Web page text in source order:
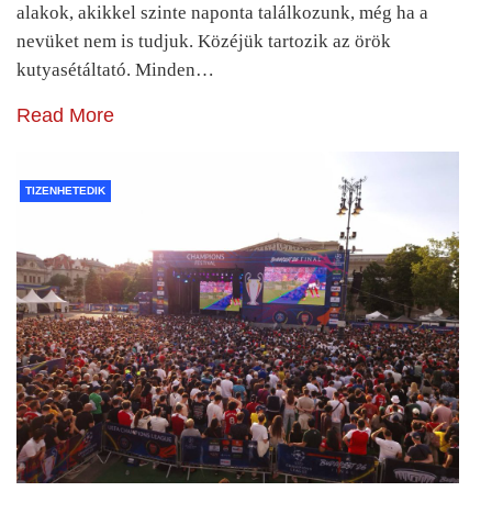
alakok, akikkel szinte naponta találkozunk, még ha a
nevüket nem is tudjuk. Közéjük tartozik az örök
kutyasétáltató. Minden…
Read More
TIZENHETEDIK